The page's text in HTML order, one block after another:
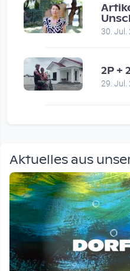
30. Jul.
2P +
29. Jul.
Aktuelles aus